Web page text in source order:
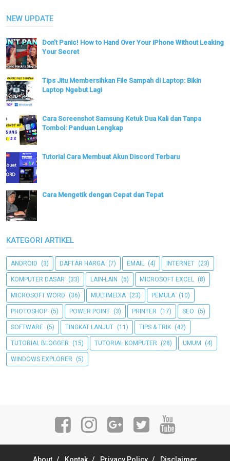
NEW UPDATE
Don’t Panic! How to Hand Over Your iPhone Without Leaking
Your Secret
Tips Jitu Membersihkan File Sampah di Laptop: Bikin
Laptop Ngebut Lagi
Cara Screenshot Samsung Ketuk Dua Kali dan Tanpa
Tombol: Panduan Lengkap
Tutorial Cara Membuat Akun Discord Terbaru
Cara Mengetik dengan Cepat dan Tepat
KATEGORI ARTIKEL
ANDROID (3) DAFTAR HARGA (7) EMAIL (4) INTERNET (23)
KOMPUTER DASAR (33) LAIN-LAIN (5) MICROSOFT EXCEL (8)
MICROSOFT WORD (36) MULTIMEDIA (23) PEMULA (10)
PHOTOSHOP (5) POWER POINT (3) PRINTER (17) SEO (5)
SOFTWARE (5) TINGKAT LANJUT (11) TIPS & TRIK (42)
TUTORIAL BLOGGER (15) TUTORIAL KOMPUTER (28) UMUM (4)
WINDOWS EXPLORER (5)